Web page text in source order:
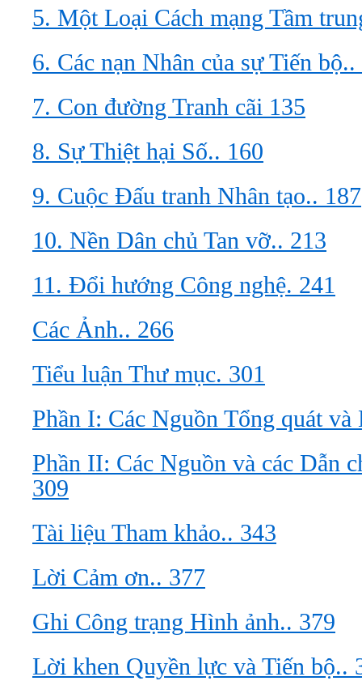
5. Một Loại Cách mạng Tầm
6. Các nạn Nhân của sự Tiến bộ..
7. Con đường Tranh cãi 135
8. Sự Thiệt hại Số.. 160
9. Cuộc Đấu tranh Nhân tạo.. 187
10. Nền Dân chủ Tan vỡ.. 213
11. Đổi hướng Công nghệ. 241
Các Ảnh.. 266
Tiểu luận Thư mục. 301
Phần I: Các Nguồn Tổng quát và
Phần II: Các Nguồn và các Dẫn
309
Tài liệu Tham khảo.. 343
Lời Cảm ơn.. 377
Ghi Công trạng Hình ảnh.. 379
Lời khen Quyền lực và Tiến bộ..